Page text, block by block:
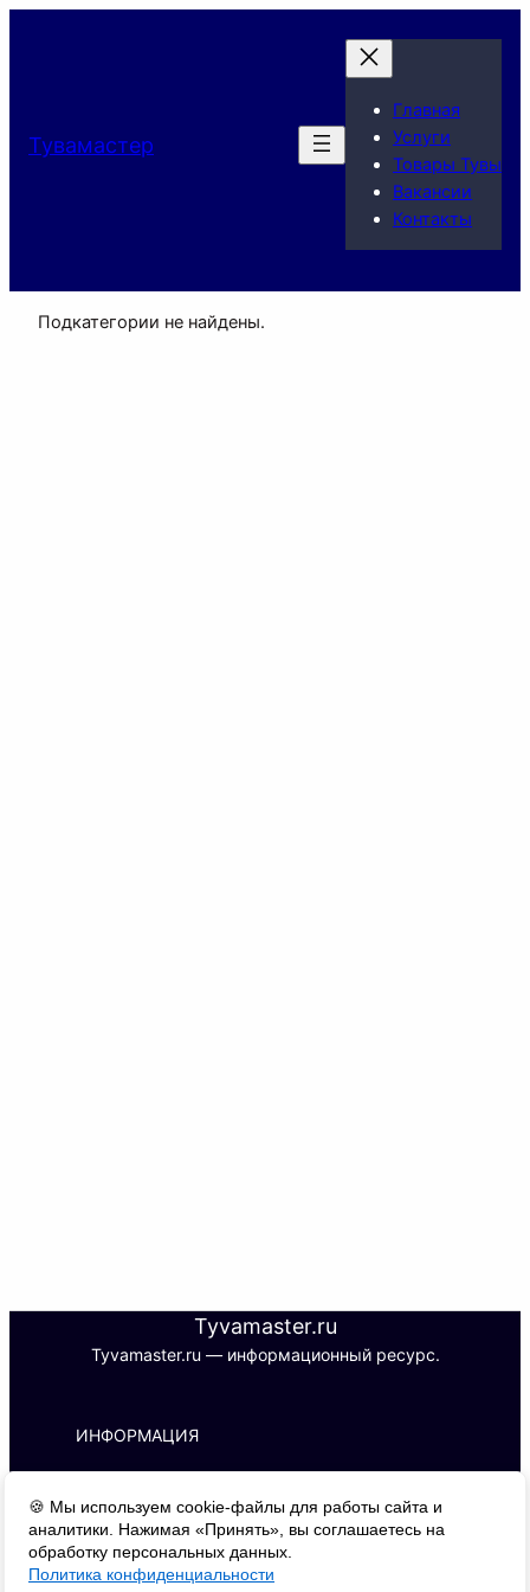
Тувамастер
Главная
Услуги
Товары Тувы
Вакансии
Контакты
Подкатегории не найдены.
Tyvamaster.ru
Tyvamaster.ru — информационный ресурс.
🍪 Мы используем cookie-файлы для работы сайта и
аналитики. Нажимая «Принять», вы соглашаетесь на
обработку персональных данных.
Политика конфиденциальности
ИНФОРМАЦИЯ
ИНН 170101788427 | ОГРНИП
326170000016510
Адрес: 667000, г. Кызыл, ул. Буренская,